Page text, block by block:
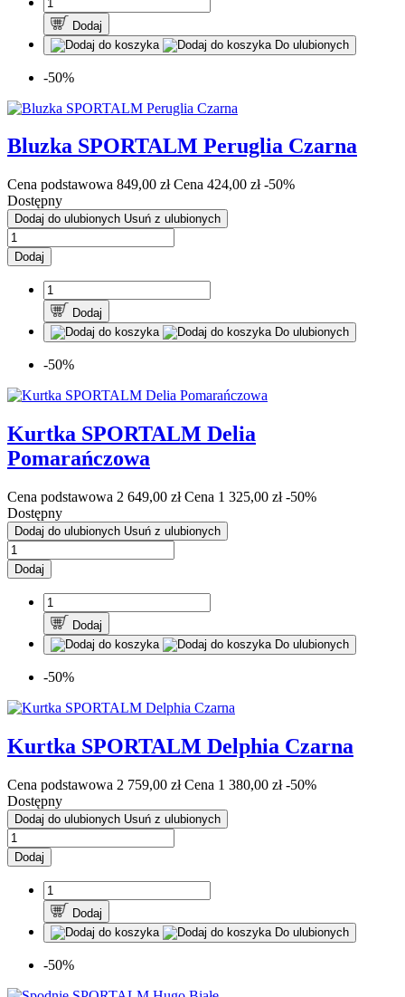
Dodaj
Do ulubionych
-50%
Bluzka SPORTALM Peruglia Czarna
Cena podstawowa 849,00 zł Cena 424,00 zł -50%
Dostępny
Dodaj do ulubionych Usuń z ulubionych
Dodaj
Dodaj
Do ulubionych
-50%
Kurtka SPORTALM Delia
Pomarańczowa
Cena podstawowa 2 649,00 zł Cena 1 325,00 zł -50%
Dostępny
Dodaj do ulubionych Usuń z ulubionych
Dodaj
Dodaj
Do ulubionych
-50%
Kurtka SPORTALM Delphia Czarna
Cena podstawowa 2 759,00 zł Cena 1 380,00 zł -50%
Dostępny
Dodaj do ulubionych Usuń z ulubionych
Dodaj
Dodaj
Do ulubionych
-50%